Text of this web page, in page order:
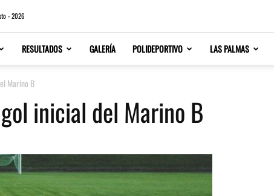
- 2026
RESULTADOS GALERÍA POLIDEPORTIVO LAS PALMAS
Marino B
inicial del Marino B